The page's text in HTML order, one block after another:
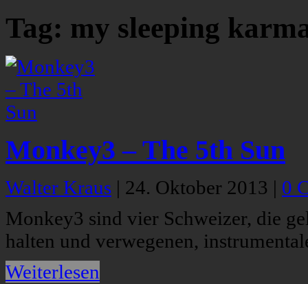
Tag: my sleeping
Monkey3 – The 5th Sun
Walter Kraus | 24. Oktober 2013 | 0
Monkey3 sind vier Schweizer, die
halten und verwegenen,
Weiterlesen